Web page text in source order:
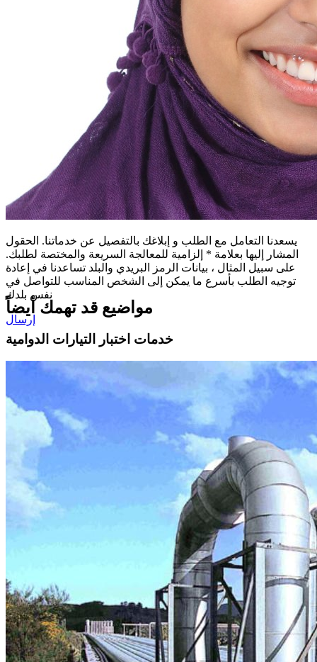
يسعدنا التعامل مع الطلب و إبلاغك بالتفصيل عن خدماتنا. الحقول
المشار إليها بعلامة * إلزامية للمعالجة السريعة والمختصة لطلبك.
على سبيل المثال ، بيانات الرمز البريدي والبلد تساعدنا في إعادة
توجيه الطلب بأسرع ما يمكن إلى الشخص المناسب للتواصل في
نفس بلدك
إرسال
مواضيع قد تهمك أيضاً
خدمات اختبار التيارات الدوامية